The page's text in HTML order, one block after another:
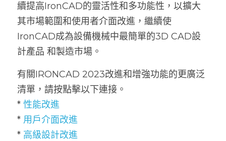
IronCAD免費試用下載
IronCAD系統需求說明
ENCY CAM 4軸銑削
ENCY CAM 5軸銑削
ENCY CAM 車削加工
ENCY CAM 車銑複合
ENCYCAM 系統需求說明
IronCAD 2024 台灣用戶大會報名
續提高IronCAD的靈活性和多功能性，以擴大
其市場範圍和使用者介面改進，繼續使
IronCAD成為設備機械中最簡單的3D CAD設
計產品 和製造市場。
有關IRONCAD 2023改進和增強功能的更廣泛
清單，請按點擊以下連接。
* 性能改進
* 用戶介面改進
* 高級設計改進